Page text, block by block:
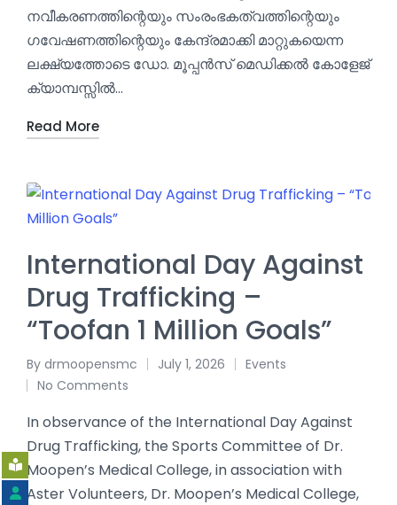
നവീകരണത്തിന്റെയും സംരംഭകത്വത്തിന്റെയും
ഗവേഷണത്തിന്റെയും കേന്ദ്രമാക്കി മാറ്റുകയെന്ന
ലക്ഷ്യത്തോടെ ഡോ. മൂപ്പൻസ് മെഡിക്കൽ കോളേജ്
ക്യാമ്പസ്സിൽ…
Read More
International Day Against
Drug Trafficking –
“Toofan 1 Million Goals”
By drmoopensmc July 1, 2026
Events
No Comments
In observance of the International Day Against
Drug Trafficking, the Sports Committee of Dr.
Moopen’s Medical College, in association with
Aster Volunteers, Dr. Moopen’s Medical College,